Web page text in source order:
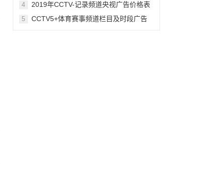
4 2019年CCTV-记录频道央视广告价格表
5
CCTV5+体育赛事频道栏目及时段广告